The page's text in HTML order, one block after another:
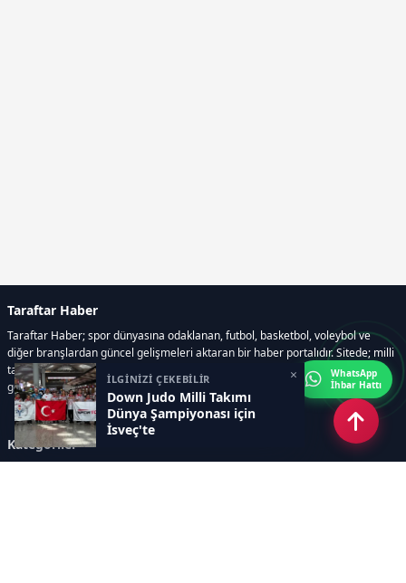
İLGİNİZİ ÇEKEBİLİR
Down Judo Milli Takımı
Dünya Şampiyonası için
İsveç'te
×
Taraftar Haber
Taraftar Haber; spor dünyasına odaklanan, futbol, basketbol, voleybol ve
diğer branşlardan güncel gelişmeleri aktaran bir haber portalıdır. Sitede; milli
takım maçları, Dünya Kupası haberleri, EuroLeague karşılaşmaları, transfer
gelişmeleri, sporcuların biyografileri, anketler yer almaktadır.
Kategoriler
WhatsApp
İhbar Hattı